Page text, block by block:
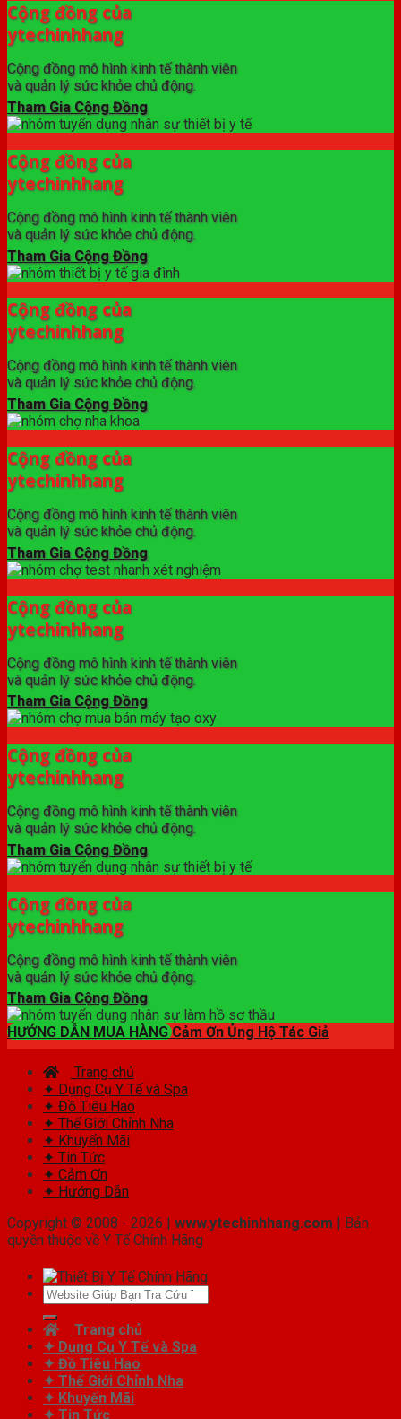
Cộng đồng của
ytechinhhang
Cộng đồng mô hình kinh tế thành viên
và quản lý sức khỏe chủ động.
Tham Gia Cộng Đồng
Cộng đồng của
ytechinhhang
Cộng đồng mô hình kinh tế thành viên
và quản lý sức khỏe chủ động.
Tham Gia Cộng Đồng
Cộng đồng của
ytechinhhang
Cộng đồng mô hình kinh tế thành viên
và quản lý sức khỏe chủ động.
Tham Gia Cộng Đồng
Cộng đồng của
ytechinhhang
Cộng đồng mô hình kinh tế thành viên
và quản lý sức khỏe chủ động.
Tham Gia Cộng Đồng
Cộng đồng của
ytechinhhang
Cộng đồng mô hình kinh tế thành viên
và quản lý sức khỏe chủ động.
Tham Gia Cộng Đồng
Cộng đồng của
ytechinhhang
Cộng đồng mô hình kinh tế thành viên
và quản lý sức khỏe chủ động.
Tham Gia Cộng Đồng
Cộng đồng của
ytechinhhang
Cộng đồng mô hình kinh tế thành viên
và quản lý sức khỏe chủ động.
Tham Gia Cộng Đồng
HƯỚNG DẪN MUA HÀNG Cảm Ơn Ủng Hộ Tác Giả
Trang chủ
✦ Dụng Cụ Y Tế và Spa
✦ Đồ Tiêu Hao
✦ Thế Giới Chỉnh Nha
✦ Khuyến Mãi
✦ Tin Tức
✦ Cảm Ơn
✦ Hướng Dẫn
Copyright © 2008 - 2026 |
www.ytechinhhang.com | Bản
quyền thuộc về Y Tế Chính Hãng
Tìm
Trang chủ
✦ Dụng Cụ Y Tế và Spa
✦ Đồ Tiêu Hao
✦ Thế Giới Chỉnh Nha
✦ Khuyến Mãi
✦ Tin Tức